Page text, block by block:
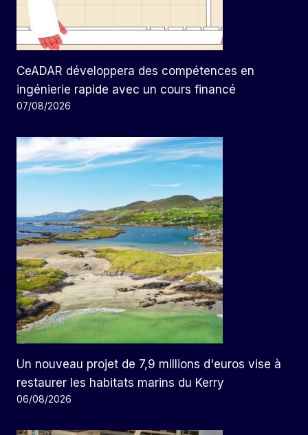
CeADAR développera des compétences en
ingénierie rapide avec un cours financé
07/08/2026
Un nouveau projet de 7,9 millions d'euros vise à
restaurer les habitats marins du Kerry
06/08/2026